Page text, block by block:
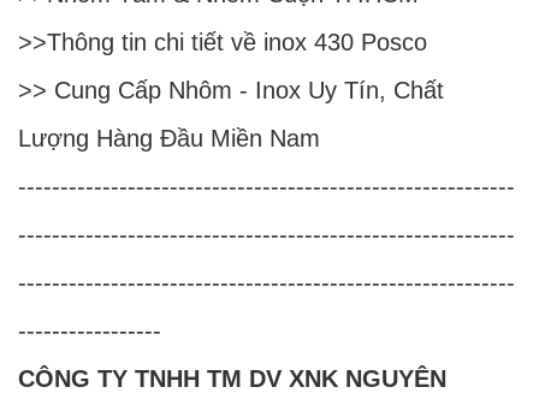
>>Thông tin chi tiết về inox 430 Posco
>> Cung Cấp Nhôm - Inox Uy Tín, Chất
Lượng Hàng Đầu Miền Nam
-----------------------------------------------------------
-----------------------------------------------------------
-----------------------------------------------------------
-----------------
CÔNG TY TNHH TM DV XNK NGUYÊN